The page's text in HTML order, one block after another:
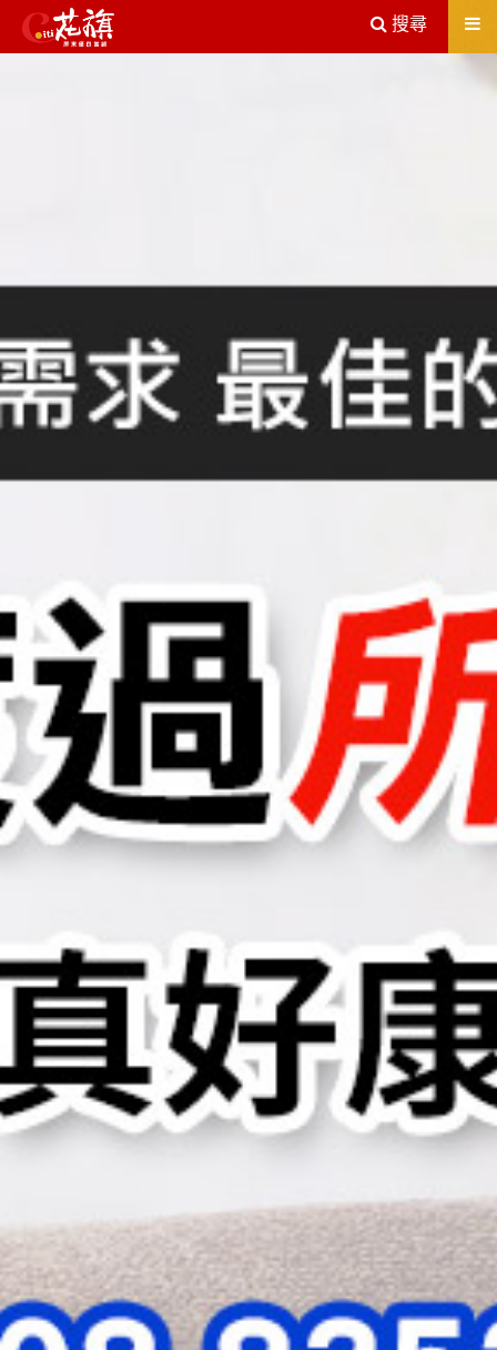
屏東機車借款解決您所有的借貸疑慮，完全了解、滿意再貸！
送出
搜尋